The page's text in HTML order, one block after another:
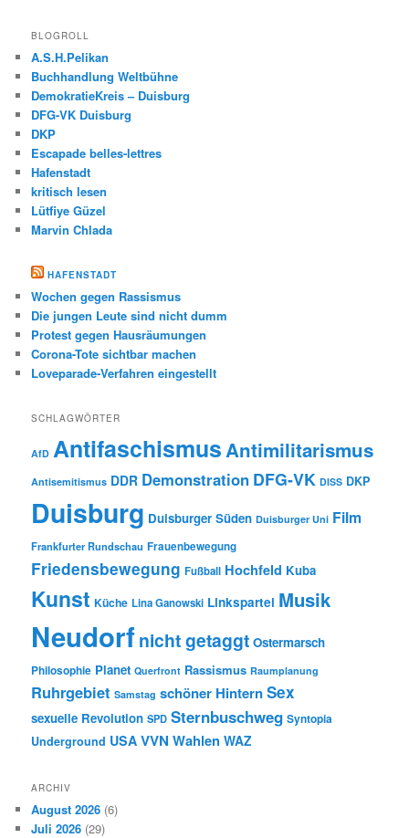
BLOGROLL
A.S.H.Pelikan
Buchhandlung Weltbühne
DemokratieKreis – Duisburg
DFG-VK Duisburg
DKP
Escapade belles-lettres
Hafenstadt
kritisch lesen
Lütfiye Güzel
Marvin Chlada
HAFENSTADT
Wochen gegen Rassismus
Die jungen Leute sind nicht dumm
Protest gegen Hausräumungen
Corona-Tote sichtbar machen
Loveparade-Verfahren eingestellt
SCHLAGWÖRTER
AfD AntifaschismusAntimilitarismus
Antisemitismus DDR Demonstration DFG-VK DISS DKP
Duisburg Duisburger Süden Duisburger Uni Film
Frankfurter Rundschau Frauenbewegung
Friedensbewegung Fußball Hochfeld Kuba
Kunst Küche Lina Ganowski Linkspartei Musik
Neudorfnicht getaggt Ostermarsch
Philosophie Planet Querfront Rassismus Raumplanung
Ruhrgebiet Samstag schöner HinternSex
sexuelle Revolution SPD Sternbuschweg Syntopia
Underground USA VVN Wahlen WAZ
ARCHIV
August 2026 (6)
Juli 2026 (29)